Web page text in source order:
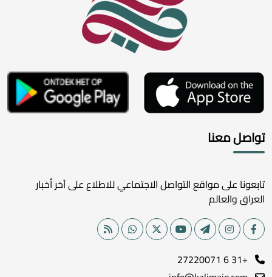
تواصل معنا
تابعونا على مواقع التواصل الاجتماعي للاطلاع على آخر أخبار
العراق والعالم
+31 6 27220071